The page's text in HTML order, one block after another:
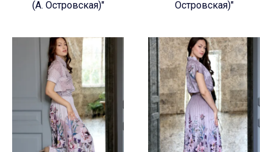
(А. Островская)"
Островская)"